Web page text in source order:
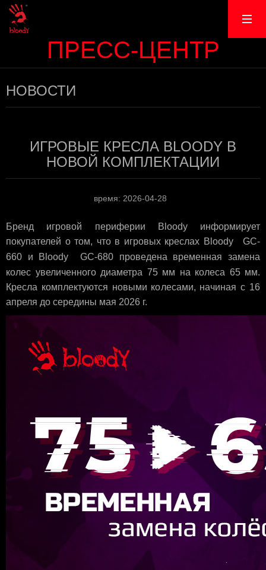
ПРЕСС-ЦЕНТР
НОВОСТИ
ИГРОВЫЕ КРЕСЛА BLOODY В
НОВОЙ КОМПЛЕКТАЦИИ
время: 2026-04-28
Бренд игровой периферии Bloody информирует
покупателей о том, что в игровых креслах Bloody
GC-
660 и Bloody GC-680 проведена временная замена
колес увеличенного диаметра 75 мм на колеса 65 мм.
Кресла комплектуются новыми колесами, начиная с 16
апреля до середины мая 2026 г.